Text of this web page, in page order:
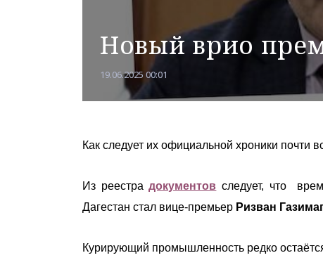
Новый врио
19.06.2025 00:01
Как следует их официальной хроники
Из реестрадокументов следует, что
Дагестан стал вице-премьер Ризван
Курирующий промышленность редко